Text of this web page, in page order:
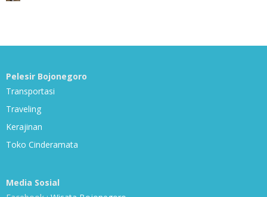
Pelesir Bojonegoro
Transportasi
Traveling
Kerajinan
Toko Cinderamata
Media Sosial